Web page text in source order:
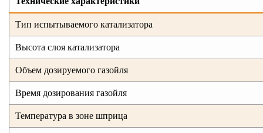
Тип испытываемого катализатора
Высота слоя катализатора
Объем дозируемого газойля
Время дозирования газойля
Температура в зоне шприца